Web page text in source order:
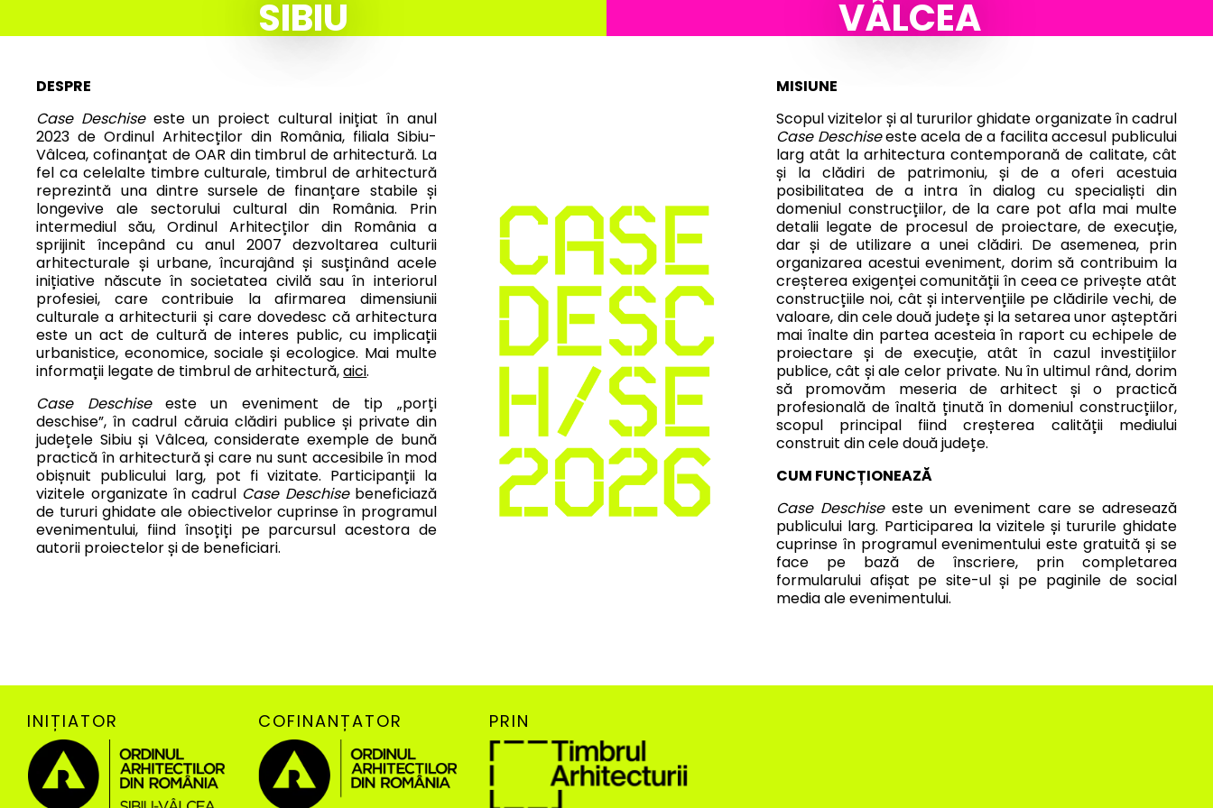
SIBIU VÂLCEA
DESPRE
Case Deschiseeste un proiect cultural inițiat în anul
2023 de Ordinul Arhitecților din România, filiala Sibiu-
Vâlcea, cofinanțat de OAR din timbrul de arhitectură. La
fel ca celelalte timbre culturale, timbrul de arhitectură
reprezintă una dintre sursele de finanțare stabile și
longevive ale sectorului cultural din România. Prin
intermediul său, Ordinul Arhitecților din România a
sprijinit începând cu anul 2007 dezvoltarea culturii
arhitecturale și urbane, încurajând și susținând acele
inițiative născute în societatea civilă sau în interiorul
profesiei, care contribuie la afirmarea dimensiunii
culturale a arhitecturii și care dovedesc că arhitectura
este un act de cultură de interes public, cu implicații
urbanistice, economice, sociale și ecologice. Mai multe
informații legate de timbrul de arhitectură,aici.
Case Deschiseeste un eveniment de tip „porți
deschise”, în cadrul căruia clădiri publice și private din
județele Sibiu și Vâlcea, considerate exemple de bună
practică în arhitectură și care nu sunt accesibile în mod
obișnuit publicului larg, pot fi vizitate. Participanții la
vizitele organizate în cadrul Case Deschisebeneficiază
de tururi ghidate ale obiectivelor cuprinse în programul
evenimentului, fiind însoțiți pe parcursul acestora de
autorii proiectelor și de beneficiari.
MISIUNE
Scopul vizitelor și al tururilor ghidate organizate în cadrul
Case Deschiseeste acela de a facilita accesul publicului
larg atât la arhitectura contemporană de calitate, cât
și la clădiri de patrimoniu, și de a oferi acestuia
posibilitatea de a intra în dialog cu specialiști din
domeniul construcțiilor, de la care pot afla mai multe
detalii legate de procesul de proiectare, de execuție,
dar și de utilizare a unei clădiri. De asemenea, prin
organizarea acestui eveniment, dorim să contribuim la
creșterea exigenței comunității în ceea ce privește atât
construcțiile noi, cât și intervențiile pe clădirile vechi, de
valoare, din cele două județe și la setarea unor așteptări
mai înalte din partea acesteia în raport cu echipele de
proiectare și de execuție, atât în cazul investițiilor
publice, cât și ale celor private. Nu în ultimul rând, dorim
să promovăm meseria de arhitect și o practică
profesională de înaltă ținută în domeniul construcțiilor,
scopul principal fiind creșterea calității mediului
construit din cele două județe.
CUM FUNCȚIONEAZĂ
Case Deschiseeste un eveniment care se adresează
publicului larg. Participarea la vizitele și tururile ghidate
cuprinse în programul evenimentului este gratuită și se
face pe bază de înscriere, prin completarea
formularului afișat pe site-ul și pe paginile de social
media ale evenimentului.